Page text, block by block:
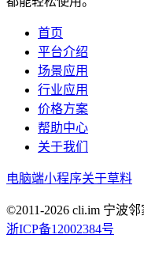
首页
平台介绍
场景应用
行业应用
价格方案
帮助中心
关于我们
电脑端小程序关于草料
©2011-2026 cli.im 宁波
浙ICP备12002384号